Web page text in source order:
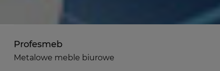
Profesmeb
Metalowe meble biurowe